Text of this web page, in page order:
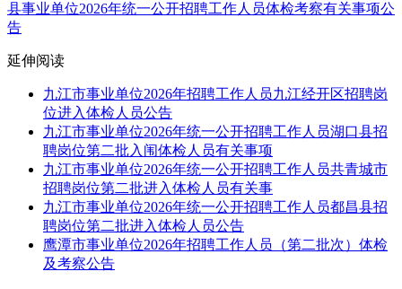
县事业单位2026年统一公开招聘工作人员体检考察有关事项公
告
延伸阅读
九江市事业单位2026年招聘工作人员九江经开区招聘岗
位进入体检人员公告
九江市事业单位2026年统一公开招聘工作人员湖口县招
聘岗位第二批入闱体检人员有关事项
九江市事业单位2026年统一公开招聘工作人员共青城市
招聘岗位第二批进入体检人员有关事
九江市事业单位2026年统一公开招聘工作人员都昌县招
聘岗位第二批进入体检人员公告
鹰潭市事业单位2026年招聘工作人员（第二批次）体检
及考察公告